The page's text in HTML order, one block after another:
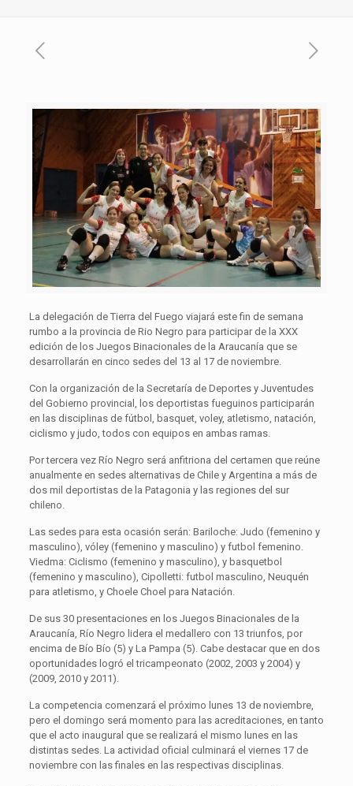
La delegación de Tierra del Fuego viajará este fin de semana
rumbo a la provincia de Rio Negro para participar de la XXX
edición de los Juegos Binacionales de la Araucanía que se
desarrollarán en cinco sedes del 13 al 17 de noviembre.
Con la organización de la Secretaría de Deportes y Juventudes
del Gobierno provincial, los deportistas fueguinos participarán
en las disciplinas de fútbol, basquet, voley, atletismo, natación,
ciclismo y judo, todos con equipos en ambas ramas.
Por tercera vez Río Negro será anfitriona del certamen que reúne
anualmente en sedes alternativas de Chile y Argentina a más de
dos mil deportistas de la Patagonia y las regiones del sur
chileno.
Las sedes para esta ocasión serán: Bariloche: Judo (femenino y
masculino), vóley (femenino y masculino) y futbol femenino.
Viedma: Ciclismo (femenino y masculino), y basquetbol
(femenino y masculino), Cipolletti: futbol masculino, Neuquén
para atletismo, y Choele Choel para Natación.
De sus 30 presentaciones en los Juegos Binacionales de la
Araucanía, Río Negro lidera el medallero con 13 triunfos, por
encima de Bío Bío (5) y La Pampa (5). Cabe destacar que en dos
oportunidades logró el tricampeonato (2002, 2003 y 2004) y
(2009, 2010 y 2011).
La competencia comenzará el próximo lunes 13 de noviembre,
pero el domingo será momento para las acreditaciones, en tanto
que el acto inaugural que se realizará el mismo lunes en las
distintas sedes. La actividad oficial culminará el viernes 17 de
noviembre con las finales en las respectivas disciplinas.